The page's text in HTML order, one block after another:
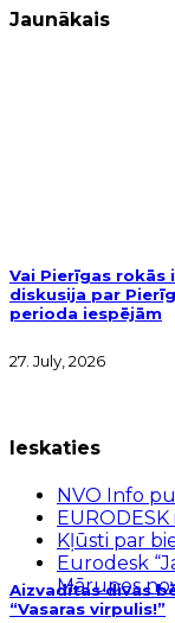
Jaunākais
Vai Pierīgas
diskusija par
perioda iespējām
27. July, 2026
Aizvadītas divas
“Vasaras virpulis!”
Ieskaties
NVO Info
Kļūsti par
Eurodesk
Mārupes